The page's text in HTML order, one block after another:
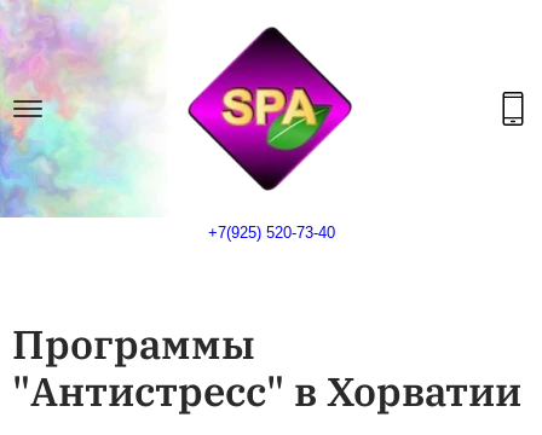
+7(925) 520-73-40
Программы
"Антистресс" в Хорватии